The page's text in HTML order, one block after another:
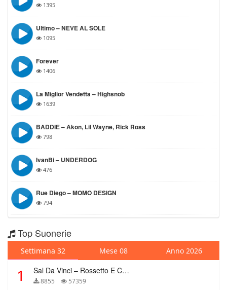
1395
Ultimo – NEVE AL SOLE
1095
Forever
1406
La Miglior Vendetta – Highsnob
1639
BADDIE – Akon, Lil Wayne, Rick Ross
798
IvanBi – UNDERDOG
476
Rue Diego – MOMO DESIGN
794
Top Suonerie
Settimana 32 Mese 08 Anno 2026
1 Sal Da Vinci – Rossetto E Caffè
8855 57359